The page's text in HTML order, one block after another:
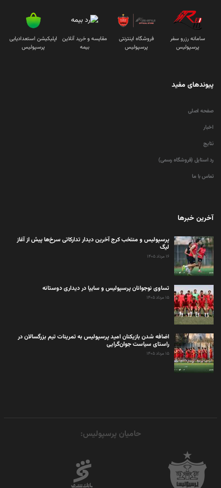
سامانه رزرو سفر
پرسپولیس
فروشگاه اینترنتی
پرسپولیس
مقایسه و خرید آنلاین
بیمه
اپلیکیشن استعدادیابی
پرسپولیس
پیوندهای مفید
صفحه اصلی
اخبار
نتایج
رد استایل (فروشگاه رسمی)
تماس با ما
آخرین خبرها
پرسپولیس و منتخب کرج آخرین دیدار تدارکاتی سرخ‌ها پیش از آغاز
لیگ
۱۶ مرداد ۱۴۰۵
تساوی نوجوانان پرسپولیس و سایپا در دیداری دوستانه
۱۵ مرداد ۱۴۰۵
اضافه شدن بازیکنان امید پرسپولیس به تمرینات تیم بزرگسالان در
راستای سیاست جوان‌گرایی
۱۵ مرداد ۱۴۰۵
حامیان پرسپولیس: